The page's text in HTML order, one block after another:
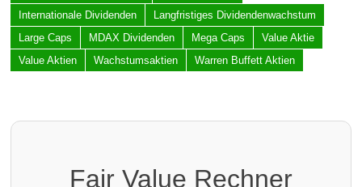
Internationale Dividenden
Langfristiges Dividendenwachstum
Large Caps
MDAX Dividenden Mega Caps
Value Aktie
Value Aktien
Wachstumsaktien Warren Buffett Aktien
Fair Value Rechner